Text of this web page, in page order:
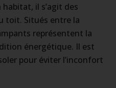
il s’agit des
toit. Situés entre la
représentent la
énergétique. Il est
pour éviter l’inconfort